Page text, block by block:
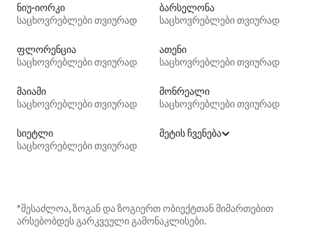
ნიუ-იორკი
საცხოვრებლები თვიურად
ბარსელონა
საცხოვრებლები თვიურად
ფლორენცია
საცხოვრებლები თვიურად
ათენი
საცხოვრებლები თვიურად
მაიამი
საცხოვრებლები თვიურად
მონრეალი
საცხოვრებლები თვიურად
სიეტლი
საცხოვრებლები თვიურად
მეტის ჩვენება
*შესაძლოა, ზოგან და ზოგიერთ ობიექტთან მიმართებით
არსებობდეს გარკვეული გამონაკლისები.